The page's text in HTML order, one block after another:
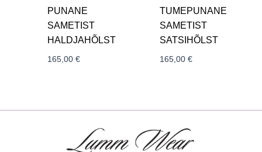
PUNANE
SAMETIST
HALDJAHÕLST
165,00€
TUMEPUNANE
SAMETIST
SATSIHÕLST
165,00€